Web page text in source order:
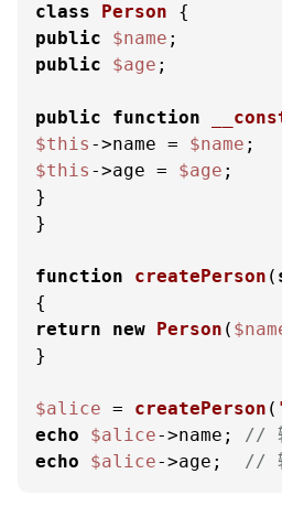
class Person
public
$name
public
$age ;
public function
$this ->name = $name
$this ->age = $age ;
}
}
function createPerson (
return
new Person (
}
$alice = createPerson (
echo
$alice->name; //
echo
$alice->age; //